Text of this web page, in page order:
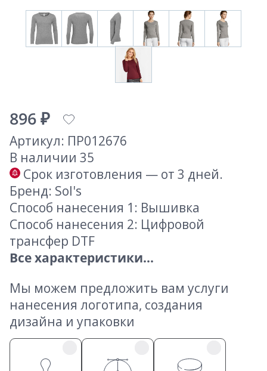
896 ₽
Артикул: ПР012676
В наличии 35
Срок изготовления — от 3 дней.
Бренд: Sol's
Способ нанесения 1: Вышивка
Способ нанесения 2: Цифровой
трансфер DTF
Все характеристики...
Мы можем предложить вам услуги
нанесения логотипа, создания
дизайна и упаковки